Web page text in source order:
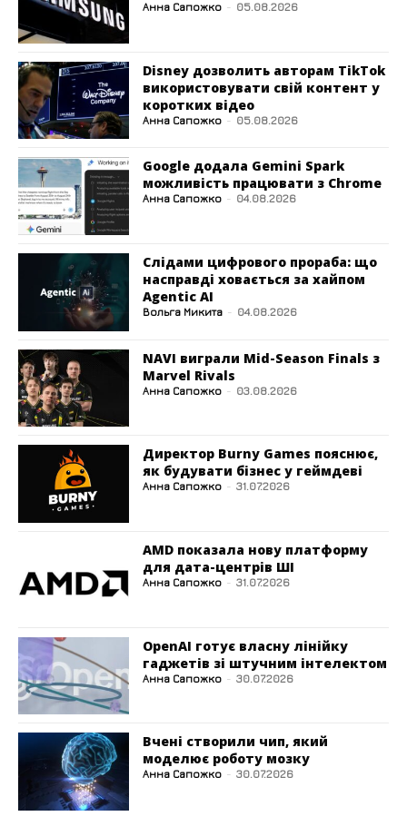
Анна Сапожко - 05.08.2026
Disney дозволить авторам TikTok
використовувати свій контент у
коротких відео
Анна Сапожко - 05.08.2026
Google додала Gemini Spark
можливість працювати з Chrome
Анна Сапожко - 04.08.2026
Слідами цифрового прораба: що
насправді ховається за хайпом
Agentic AI
Вольга Микита - 04.08.2026
NAVI виграли Mid-Season Finals з
Marvel Rivals
Анна Сапожко - 03.08.2026
Директор Burny Games пояснює,
як будувати бізнес у геймдеві
Анна Сапожко - 31.07.2026
AMD показала нову платформу
для дата-центрів ШІ
Анна Сапожко - 31.07.2026
OpenAI готує власну лінійку
гаджетів зі штучним інтелектом
Анна Сапожко - 30.07.2026
Вчені створили чип, який
моделює роботу мозку
Анна Сапожко - 30.07.2026